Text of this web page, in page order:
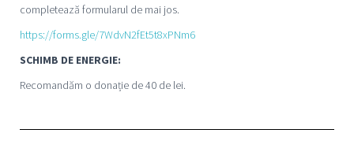
completează formularul de mai jos.
https://forms.gle/7WdvN2fEt5t8xPNm6
SCHIMB DE ENERGIE:
Recomandăm o donație de 40 de lei.